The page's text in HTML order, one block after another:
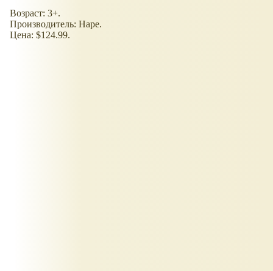
Возраст: 3+.
Производитель: Hape.
Цена: $124.99.